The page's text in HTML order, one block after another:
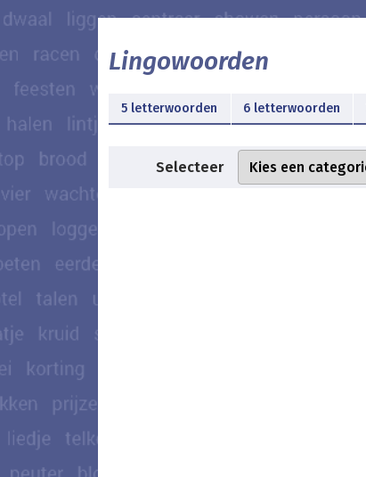
Lingowoorden
5 letterwoorden 6 letterwoorden
Selecteer